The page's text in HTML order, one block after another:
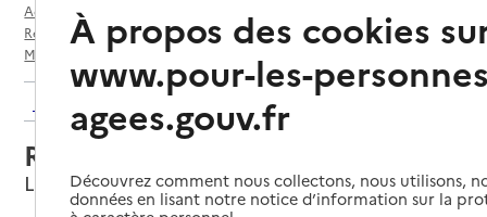
Accueil
Résidences autonomie par département
Meurthe-et-Moselle (54)
Retour aux résultats de l'annuaire
Résidence autonomie Ménil
Lunéville, MEURTHE-ET-MOSELLE
À propos des cookies
www.pour-les-
agees.gouv.fr
Découvrez comment nous collectons, nous utilisons,
données en lisant notre notice d’information sur la